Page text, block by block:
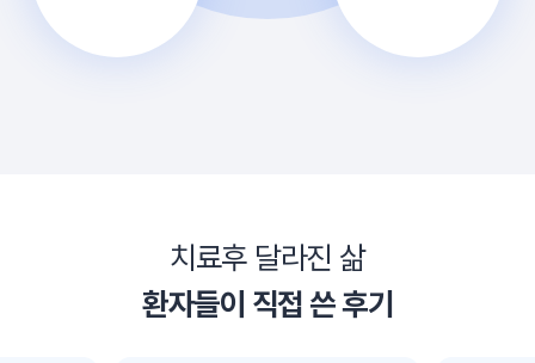
치료후 달라진 삶
환자들이 직접 쓴 후기